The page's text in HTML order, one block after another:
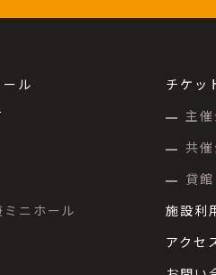
ール
ニホール
チケッ
主
共
貸館
施設利
アクセ